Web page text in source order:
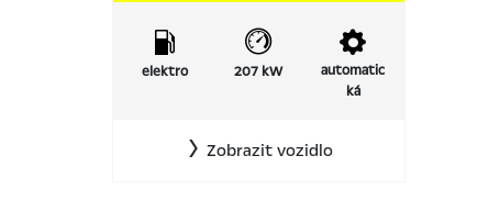
elektro 207 kW
automatic
ká
Zobrazit vozidlo